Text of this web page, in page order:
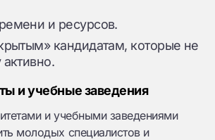
и ресурсов.
кандидатам, которые не
и учебные заведения
и учебными заведениями
молодых специалистов и